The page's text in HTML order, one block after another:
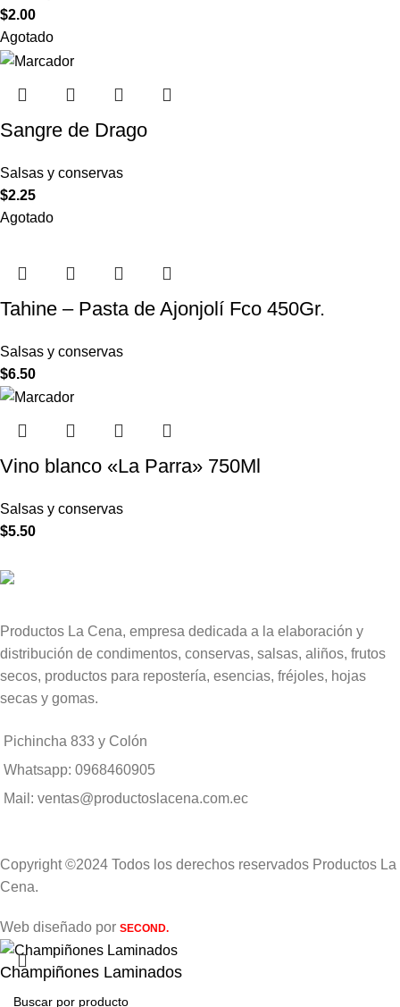
$2.00
Agotado
Sangre de Drago
Salsas y conservas
$2.25
Agotado
Tahine – Pasta de Ajonjolí Fco 450Gr.
Salsas y conservas
$6.50
Vino blanco «La Parra» 750Ml
Salsas y conservas
$5.50
Productos La Cena, empresa dedicada a la elaboración y
distribución de condimentos, conservas, salsas, aliños, frutos
secos, productos para repostería, esencias, fréjoles, hojas
secas y gomas.
Pichincha 833 y Colón
Whatsapp: 0968460905
Mail: ventas@productoslacena.com.ec
Copyright ©2024 Todos los derechos reservados Productos La
Cena.
Web diseñado por SECOND.
Champiñones Laminados